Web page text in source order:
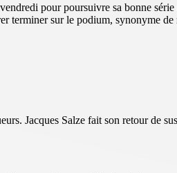
pour poursuivre sa bonne
terminer sur le podium, synonyme
Jacques Salze fait son retour de